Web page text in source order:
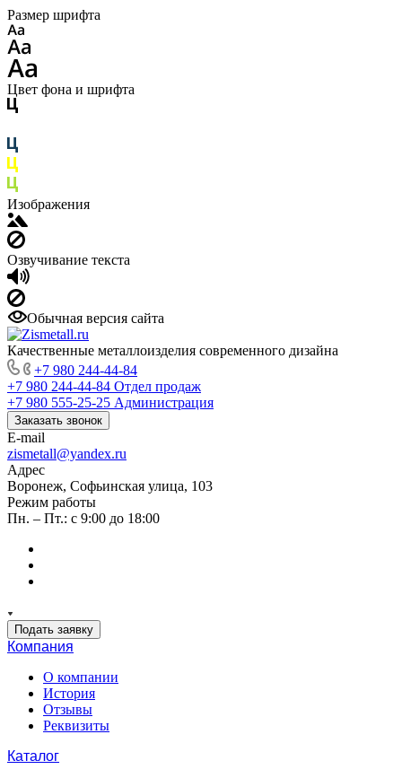
Размер шрифта
Цвет фона и шрифта
Изображения
Озвучивание текста
Обычная версия сайта
Качественные металлоизделия современного дизайна
+7 980 244-44-84
+7 980 244-44-84 Отдел продаж
+7 980 555-25-25 Администрация
Заказать звонок
E-mail
zismetall@yandex.ru
Адрес
Воронеж, Софьинская улица, 103
Режим работы
Пн. – Пт.: с 9:00 до 18:00
Подать заявку
Компания
О компании
История
Отзывы
Реквизиты
Каталог